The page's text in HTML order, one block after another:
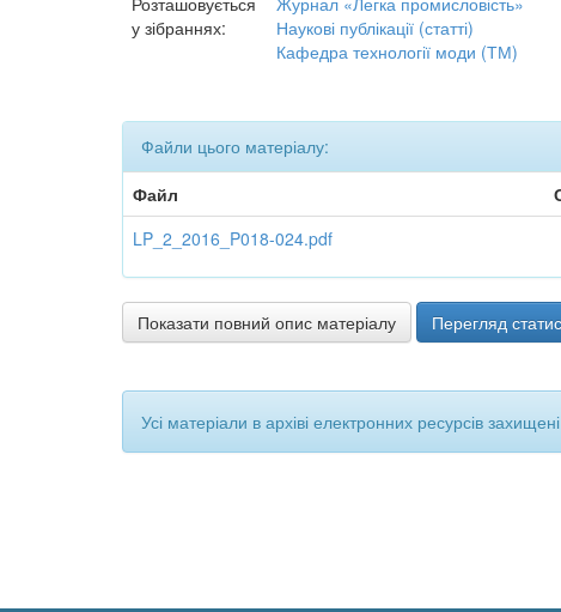
у зібраннях:
Наукові публікації (статті)
Кафедра технології моди (ТМ)
Файли цього матеріалу:
Файл
LP_2_2016_P018-024.pdf
Показати повний опис матеріалу Перегляд
Усі матеріали в архіві електронних ресурсів